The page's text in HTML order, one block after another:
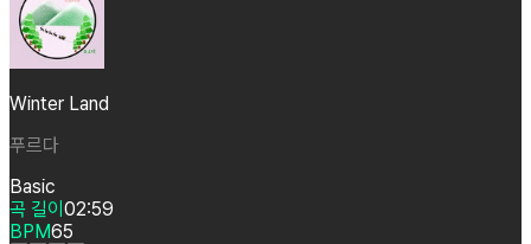
Winter Land
푸르다
Basic
곡 길이 02:59
BPM65